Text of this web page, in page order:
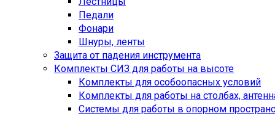
Педали
Фонари
Шнуры, ленты
Защита от падения инструмента
Комплекты СИЗ для работы на высоте
Комплекты для особоопасных условий
Комплекты для работы на столбах,
Системы для работы в опорном